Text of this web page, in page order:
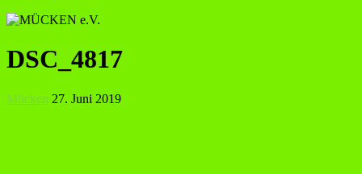
DSC_4817
Mücken 27. Juni 2019